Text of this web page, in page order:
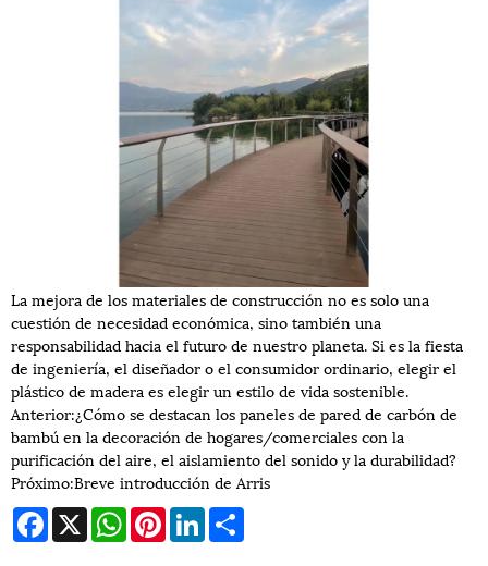
La mejora de los materiales de construcción no es solo una
cuestión de necesidad económica, sino también una
responsabilidad hacia el futuro de nuestro planeta. Si es la fiesta
de ingeniería, el diseñador o el consumidor ordinario, elegir el
plástico de madera es elegir un estilo de vida sostenible.
Anterior:¿Cómo se destacan los paneles de pared de carbón de
bambú en la decoración de hogares/comerciales con la
purificación del aire, el aislamiento del sonido y la durabilidad?
Próximo:Breve introducción de Arris
Facebook
X WhatsAppPinterestLinkedIn